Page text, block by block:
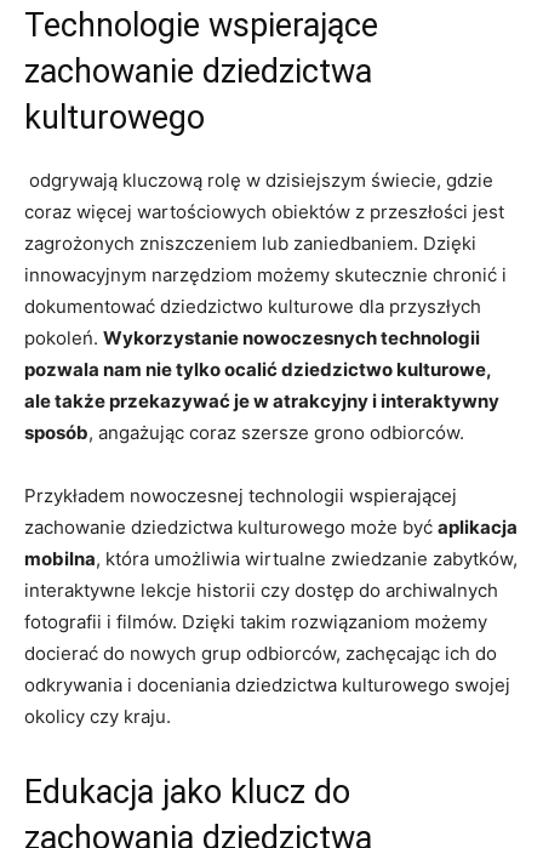
Technologie wspierające
zachowanie dziedzictwa
kulturowego
⁤ odgrywają ​kluczową‍ rolę w dzisiejszym‌ świecie, gdzie
coraz więcej ⁢wartościowych ​obiektów⁢ z przeszłości jest
‍zagrożonych zniszczeniem lub zaniedbaniem. Dzięki
innowacyjnym narzędziom ⁣możemy skutecznie chronić i
dokumentować ‌dziedzictwo ⁤kulturowe dla przyszłych
‍pokoleń.‍ Wykorzystanie nowoczesnych ⁣technologii
pozwala ⁣nam nie tylko⁣ ocalić dziedzictwo kulturowe,⁣
ale także przekazywać je w‍ atrakcyjny i interaktywny
sposób,⁢ angażując coraz​ szersze grono odbiorców.
Przykładem nowoczesnej technologii wspierającej ​
zachowanie dziedzictwa‍ kulturowego może być​ aplikacja
mobilna, która umożliwia wirtualne ​zwiedzanie ⁤zabytków,​
interaktywne lekcje historii‍ czy dostęp do archiwalnych
fotografii⁢ i⁢ filmów. Dzięki takim rozwiązaniom możemy
⁣docierać do ‌nowych⁢ grup odbiorców, zachęcając ich do
odkrywania i doceniania dziedzictwa kulturowego swojej
okolicy czy kraju.
Edukacja jako⁣ klucz do ​
zachowania dziedzictwa